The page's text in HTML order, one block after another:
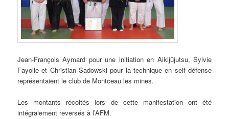
Jean-François Aymard pour une initiation en Aikijûjutsu, Sylvie
Fayolle et Christian Sadowski pour la technique en self défense
représentaient le club de Montceau les mines.
Les montants récoltés lors de cette manifestation ont été
intégralement reversés à l’AFM.